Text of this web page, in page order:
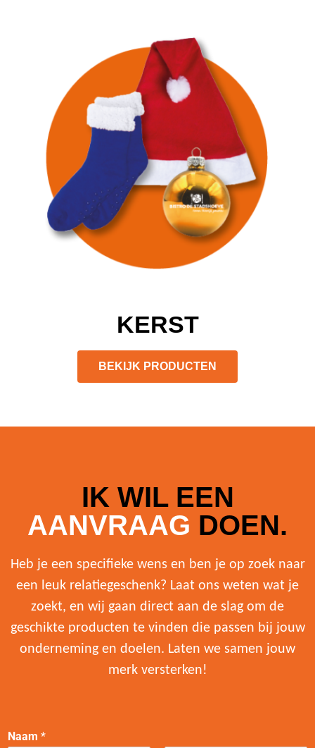
KERST
BEKIJK PRODUCTEN
IK WIL EEN
AANVRAAG DOEN.
Heb je een specifieke wens en ben je op zoek naar
een leuk relatiegeschenk? Laat ons weten wat je
zoekt, en wij gaan direct aan de slag om de
geschikte producten te vinden die passen bij jouw
onderneming en doelen. Laten we samen jouw
merk versterken!
Naam *